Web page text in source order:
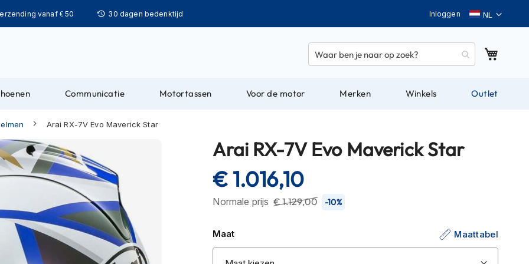
vanaf € 50 30 dagen bedenktijd Taal
Inloggen
Communicatie Motortassen Voor de motor Merken Winkels Outlet
Arai RX-7V Evo Maverick Star
Arai RX-7V Evo Maverick Star
Normale prijs € 1.129,00 -10%
€ 1.016,10
Maat Maattabel